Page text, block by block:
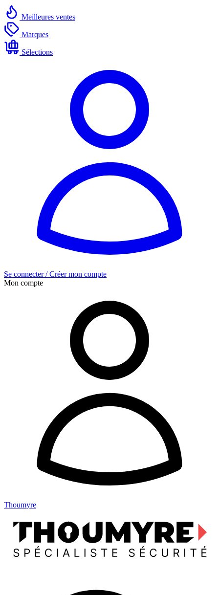
Meilleures ventes
Marques
Sélections
Se connecter / Créer mon compte
Mon compte
Thoumyre